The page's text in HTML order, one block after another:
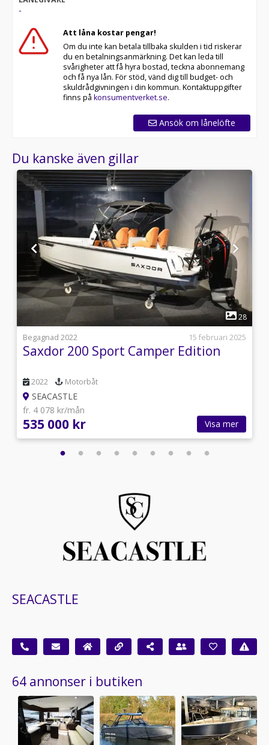
-
Att låna kostar pengar!
Om du inte kan betala tillbaka skulden i tid riskerar
du en betalningsanmärkning. Det kan leda till
svårigheter att få hyra bostad, teckna abonnemang
och få nya lån. För stöd, vänd dig till budget- och
skuldrådgivningen i din kommun. Kontaktuppgifter
finns på konsumentverket.se.
Ansök om lånelöfte
Du kanske även gillar
28
Begagnad 2022
15 februari 2025
Saxdor 200 Sport Camper Edition
2022 Motorbåt
SEACASTLE
fr. 4 078 kr/mån
535 000 kr Visa mer
SEACASTLE
64 annonser i butiken